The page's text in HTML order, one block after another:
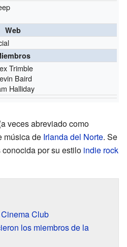
Web
Trimble
Baird
Halliday
veces abreviado como
música de Irlanda del Norte. Se
por su estilo indie rock
Club
los miembros de la